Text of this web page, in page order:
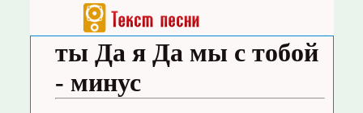
ты Да я Да мы с тобой
- минус